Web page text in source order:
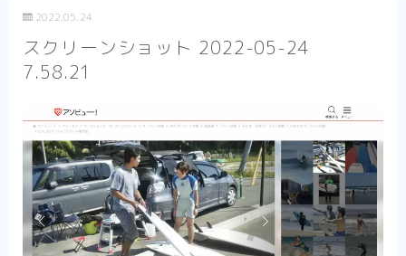
2022.05.24
スクリーンショット 2022-05-24
7.58.21